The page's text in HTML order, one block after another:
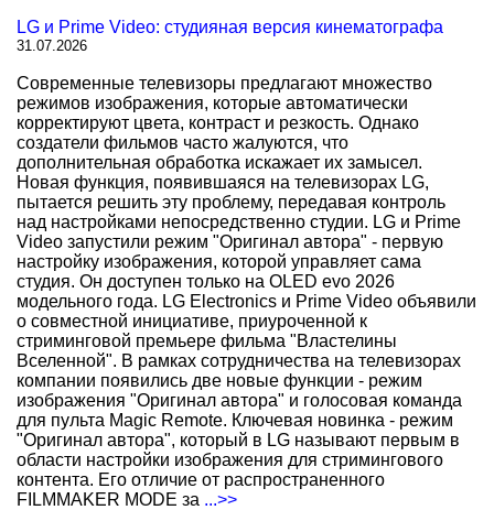
LG и Prime Video: студияная версия кинематографа
31.07.2026
Современные телевизоры предлагают множество
режимов изображения, которые автоматически
корректируют цвета, контраст и резкость. Однако
создатели фильмов часто жалуются, что
дополнительная обработка искажает их замысел.
Новая функция, появившаяся на телевизорах LG,
пытается решить эту проблему, передавая контроль
над настройками непосредственно студии. LG и Prime
Video запустили режим "Оригинал автора" - первую
настройку изображения, которой управляет сама
студия. Он доступен только на OLED evo 2026
модельного года. LG Electronics и Prime Video объявили
о совместной инициативе, приуроченной к
стриминговой премьере фильма "Властелины
Вселенной". В рамках сотрудничества на телевизорах
компании появились две новые функции - режим
изображения "Оригинал автора" и голосовая команда
для пульта Magic Remote. Ключевая новинка - режим
"Оригинал автора", который в LG называют первым в
области настройки изображения для стримингового
контента. Его отличие от распространенного
FILMMAKER MODE за ...>>